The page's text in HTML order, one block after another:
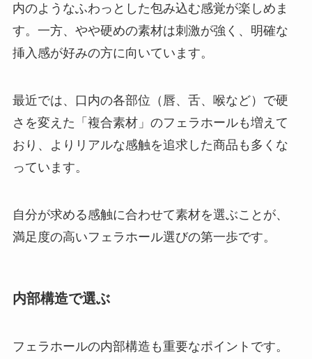
内のようなふわっとした包み込む感覚が楽しめま
す。一方、やや硬めの素材は刺激が強く、明確な
挿入感が好みの方に向いています。
最近では、口内の各部位（唇、舌、喉など）で硬
さを変えた「複合素材」のフェラホールも増えて
おり、よりリアルな感触を追求した商品も多くな
っています。
自分が求める感触に合わせて素材を選ぶことが、
満足度の高いフェラホール選びの第一歩です。
内部構造で選ぶ
フェラホールの内部構造も重要なポイントです。